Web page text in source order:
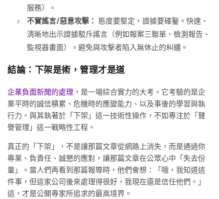
服務）。
不實謠言/惡意攻擊： 態度要堅定，證據要確鑿。快速、
清晰地出示證據駁斥謠言（例如報案三聯單、檢測報告、
監視器畫面）。避免與攻擊者陷入無休止的糾纏。
結論：下架是術，管理才是道
企業負面新聞的處理 ，是一場綜合實力的大考。它考驗的是企
業平時的誠信積累、危機時的應變能力、以及事後的學習與執
行力。與其執著於「下架」這一技術性操作，不如專注於「聲
譽管理」這一戰略性工程。
真正的「下架」，不是讓那篇文章從網路上消失，而是通過你
專業、負責任、誠懇的應對，讓那篇文章在公眾心中「失去份
量」。當人們再看到那篇報導時，他們會想：「哦，我知道這
件事，但這家公司後來處理得很好，我現在還是信任他們。」
這，才是公關專家所追求的最高境界。